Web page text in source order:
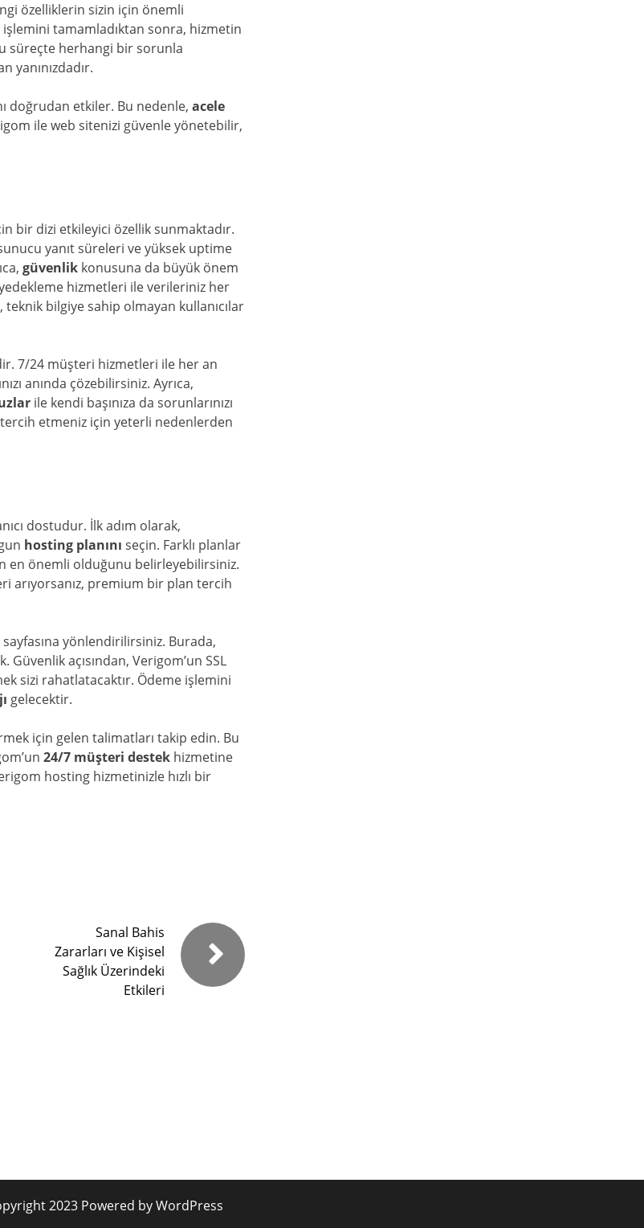
özelliklerin sizin için önemli
tamamladıktan sonra, hizmetin
süreçte herhangi bir sorunla
yanınızdadır.
doğrudan etkiler. Bu nedenle, acele
ile web sitenizi güvenle yönetebilir,
bir dizi etkileyici özellik sunmaktadır.
yanıt süreleri ve yüksek uptime
güvenlik konusuna da büyük önem
hizmetleri ile verileriniz her
bilgiye sahip olmayan kullanıcılar
7/24 müşteri hizmetleri ile her an
anında çözebilirsiniz. Ayrıca,
ile kendi başınıza da sorunlarınızı
etmeniz için yeterli nedenlerden
dostudur. İlk adım olarak,
hosting planını seçin. Farklı planlar
en önemli olduğunu belirleyebilirsiniz.
arıyorsanız, premium bir plan tercih
yönlendirilirsiniz. Burada,
açısından, Verigom’un SSL
sizi rahatlatacaktır. Ödeme işlemini
gelecektir.
için gelen talimatları takip edin. Bu
24/7 müşteri destek hizmetine
hosting hizmetinizle hızlı bir
Sanal Bahis
Zararları ve Kişisel
Sağlık Üzerindeki
Etkileri
2023 Powered by WordPress